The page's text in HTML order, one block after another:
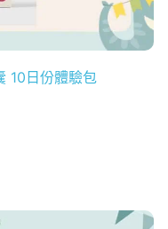
10日份體驗包